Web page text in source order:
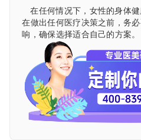
在任何情况下，女性的身体
在做出任何医疗决策之前，务
响，确保选择适合自己的方案。